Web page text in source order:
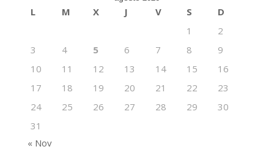
L M X J V S
D
1
2
3
4 5 6 7 8
9
10
11 12 13 14 15
16
17
18 19 20 21 22
23
24
25 26 27 28 29
30
31
« Nov